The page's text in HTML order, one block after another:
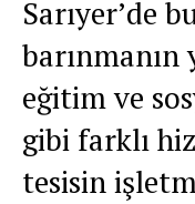
Sarıyer’de
barınmanın
eğitim ve
gibi farklı
tesisin